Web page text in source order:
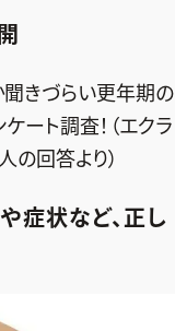
きづらい更年期の
ート調査！（エクラ
の回答より）
症状など、正し